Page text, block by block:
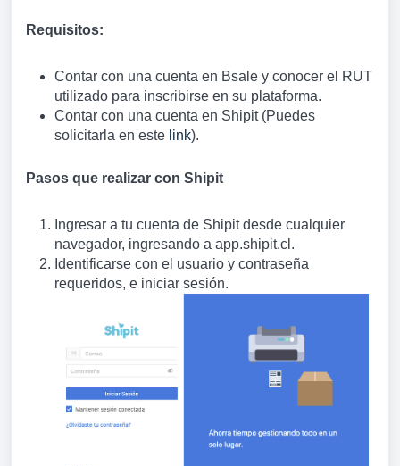
Requisitos:
Contar con una cuenta en Bsale y conocer el RUT
utilizado para inscribirse en su plataforma.
Contar con una cuenta en Shipit (Puedes
solicitarla en este link).
Pasos que realizar con Shipit
Ingresar a tu cuenta de Shipit desde cualquier
navegador, ingresando a app.shipit.cl.
Identificarse con el usuario y contraseña
requeridos, e iniciar sesión.